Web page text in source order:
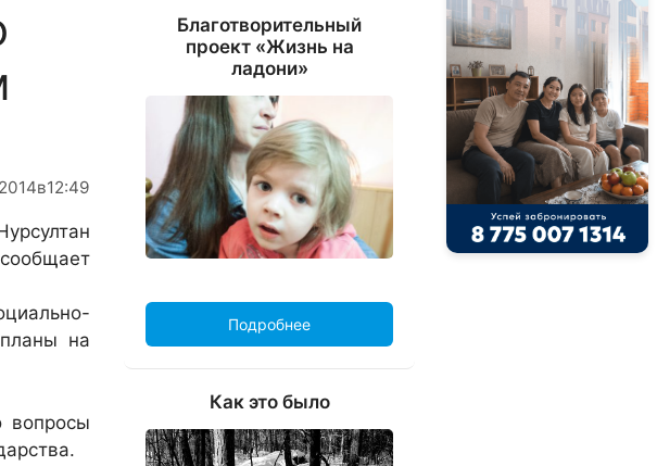
в12:49
на
вопросы
Благотворительный
проект «Жизнь на
ладони»
Подробнее
Как это было